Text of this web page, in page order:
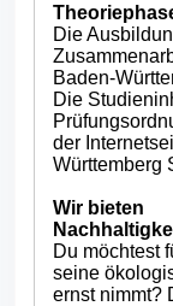
Die
Baden-
Die
der
Württemberg
Wir bieten
Du möchtest
seine
ernst nimmt?